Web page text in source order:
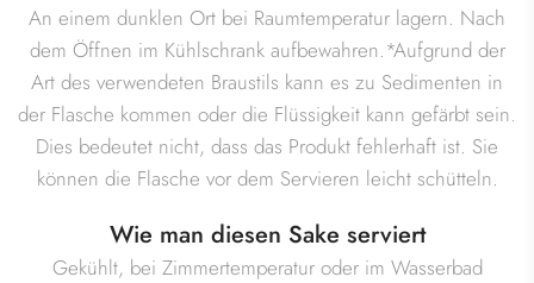
An einem dunklen Ort bei Raumtemperatur lagern. Nach
dem Öffnen im Kühlschrank aufbewahren.*Aufgrund der
Art des verwendeten Braustils kann es zu Sedimenten in
der Flasche kommen oder die Flüssigkeit kann gefärbt sein.
Dies bedeutet nicht, dass das Produkt fehlerhaft ist. Sie
können die Flasche vor dem Servieren leicht schütteln.
Wie man diesen Sake serviert
Gekühlt, bei Zimmertemperatur oder im Wasserbad